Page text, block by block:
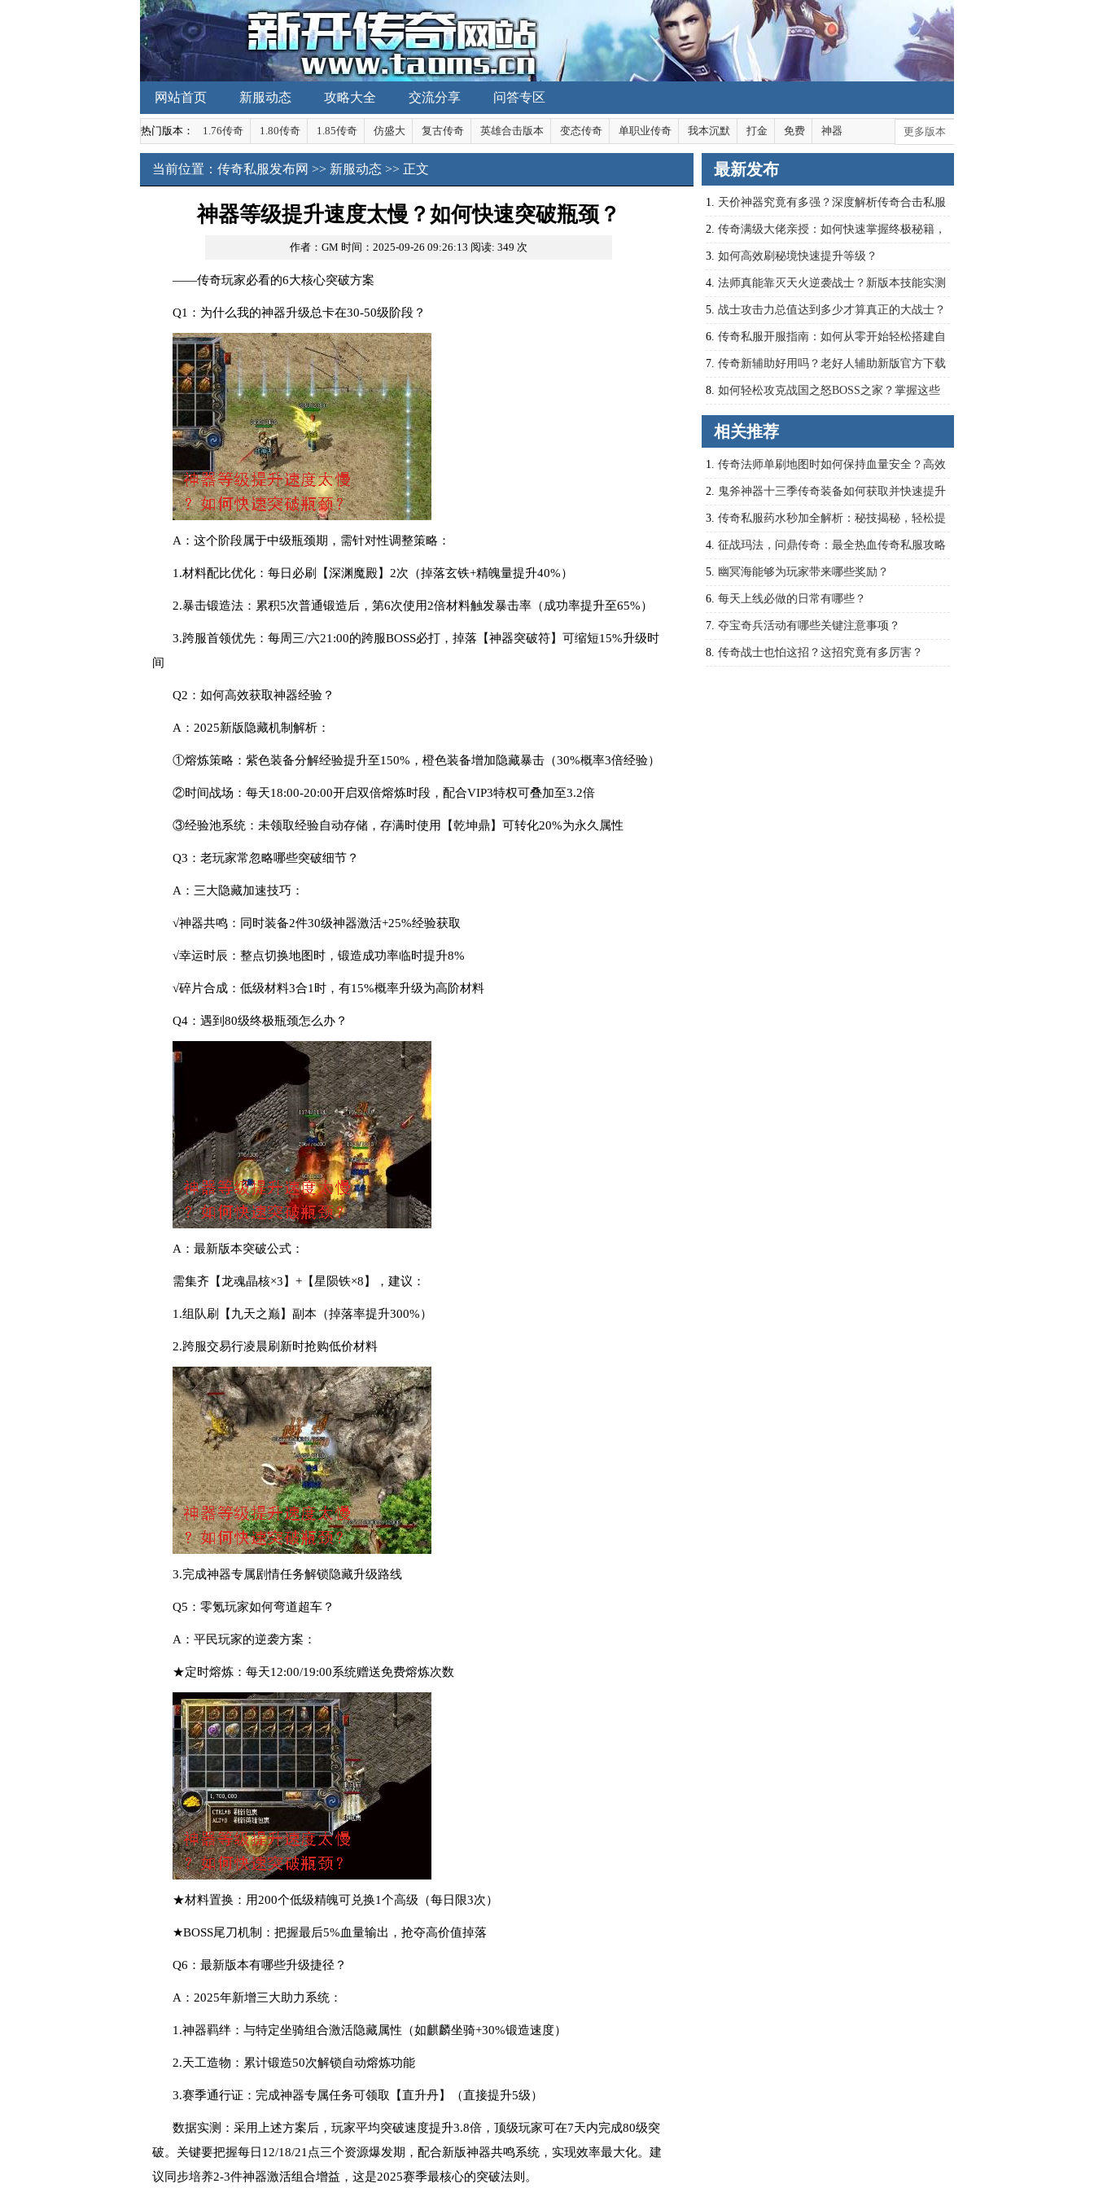
网站首页 新服动态 攻略大全 交流分享 问答专区
热门版本： 1.76传奇 1.80传奇 1.85传奇 仿盛大 复古传奇 英雄合击版本 变态传奇 单职业传奇 我本沉默 打金 免费 神器 更多版本
当前位置： 传奇私服发布网 >> 新服动态 >> 正文
神器等级提升速度太慢？如何快速突破瓶颈？
作者：GM 时间：2025-09-26 09:26:13 阅读: 349 次
——传奇玩家必看的6大核心突破方案
Q1：为什么我的神器升级总卡在30-50级阶段？
A：这个阶段属于中级瓶颈期，需针对性调整策略：
1.材料配比优化：每日必刷【深渊魔殿】2次（掉落玄铁+精魄量提升40%）
2.暴击锻造法：累积5次普通锻造后，第6次使用2倍材料触发暴击率（成功率提升至65%）
3.跨服首领优先：每周三/六21:00的跨服BOSS必打，掉落【神器突破符】可缩短15%升级时
间
Q2：如何高效获取神器经验？
A：2025新版隐藏机制解析：
①熔炼策略：紫色装备分解经验提升至150%，橙色装备增加隐藏暴击（30%概率3倍经验）
②时间战场：每天18:00-20:00开启双倍熔炼时段，配合VIP3特权可叠加至3.2倍
③经验池系统：未领取经验自动存储，存满时使用【乾坤鼎】可转化20%为永久属性
Q3：老玩家常忽略哪些突破细节？
A：三大隐藏加速技巧：
√神器共鸣：同时装备2件30级神器激活+25%经验获取
√幸运时辰：整点切换地图时，锻造成功率临时提升8%
√碎片合成：低级材料3合1时，有15%概率升级为高阶材料
Q4：遇到80级终极瓶颈怎么办？
A：最新版本突破公式：
需集齐【龙魂晶核×3】+【星陨铁×8】，建议：
1.组队刷【九天之巅】副本（掉落率提升300%）
2.跨服交易行凌晨刷新时抢购低价材料
3.完成神器专属剧情任务解锁隐藏升级路线
Q5：零氪玩家如何弯道超车？
A：平民玩家的逆袭方案：
★定时熔炼：每天12:00/19:00系统赠送免费熔炼次数
★材料置换：用200个低级精魄可兑换1个高级（每日限3次）
★BOSS尾刀机制：把握最后5%血量输出，抢夺高价值掉落
Q6：最新版本有哪些升级捷径？
A：2025年新增三大助力系统：
1.神器羁绊：与特定坐骑组合激活隐藏属性（如麒麟坐骑+30%锻造速度）
2.天工造物：累计锻造50次解锁自动熔炼功能
3.赛季通行证：完成神器专属任务可领取【直升丹】（直接提升5级）
数据实测：采用上述方案后，玩家平均突破速度提升3.8倍，顶级玩家可在7天内完成80级突
破。关键要把握每日12/18/21点三个资源爆发期，配合新版神器共鸣系统，实现效率最大化。建
议同步培养2-3件神器激活组合增益，这是2025赛季最核心的突破法则。
最新发布
1. 天价神器究竟有多强？深度解析传奇合击私服
顶级装备真实价值
2. 传奇满级大佬亲授：如何快速掌握终极秘籍，
称霸玛法大陆？
3. 如何高效刷秘境快速提升等级？
4. 法师真能靠灭天火逆袭战士？新版本技能实测
分析
5. 战士攻击力总值达到多少才算真正的大战士？
6. 传奇私服开服指南：如何从零开始轻松搭建自
己的游戏世界？
7. 传奇新辅助好用吗？老好人辅助新版官方下载
攻略全解析
8. 如何轻松攻克战国之怒BOSS之家？掌握这些
弱点技巧是关键
相关推荐
1. 传奇法师单刷地图时如何保持血量安全？高效
补血技巧有哪些请教？
2. 鬼斧神器十三季传奇装备如何获取并快速提升
战力？
3. 传奇私服药水秒加全解析：秘技揭秘，轻松提
升角色实力
4. 征战玛法，问鼎传奇：最全热血传奇私服攻略
精华集锦
5. 幽冥海能够为玩家带来哪些奖励？
6. 每天上线必做的日常有哪些？
7. 夺宝奇兵活动有哪些关键注意事项？
8. 传奇战士也怕这招？这招究竟有多厉害？